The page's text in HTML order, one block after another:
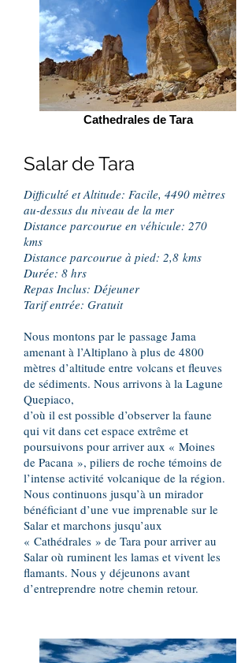
Cathedrales de Tara
Salar de Tara
Difficulté et Altitude: Facile, 4490 mètres
au-dessus du niveau de la mer
Distance parcourue en véhicule: 270
kms
Distance parcourue à pied: 2,8 kms
Durée: 8 hrs
Repas Inclus: Déjeuner
Tarif entrée: Gratuit
Nous montons par le passage Jama
amenant à l’Altiplano à plus de 4800
mètres d’altitude entre volcans et fleuves
de sédiments. Nous arrivons à la Lagune
Quepiaco,
d’où il est possible d’observer la faune
qui vit dans cet espace extrême et
poursuivons pour arriver aux « Moines
de Pacana », piliers de roche témoins de
l’intense activité volcanique de la région.
Nous continuons jusqu’à un mirador
bénéficiant d’une vue imprenable sur le
Salar et marchons jusqu’aux
« Cathédrales » de Tara pour arriver au
Salar où ruminent les lamas et vivent les
flamants. Nous y déjeunons avant
d’entreprendre notre chemin retour.